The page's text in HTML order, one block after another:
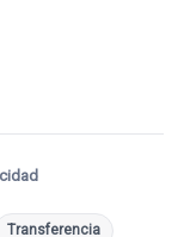
Transferencia